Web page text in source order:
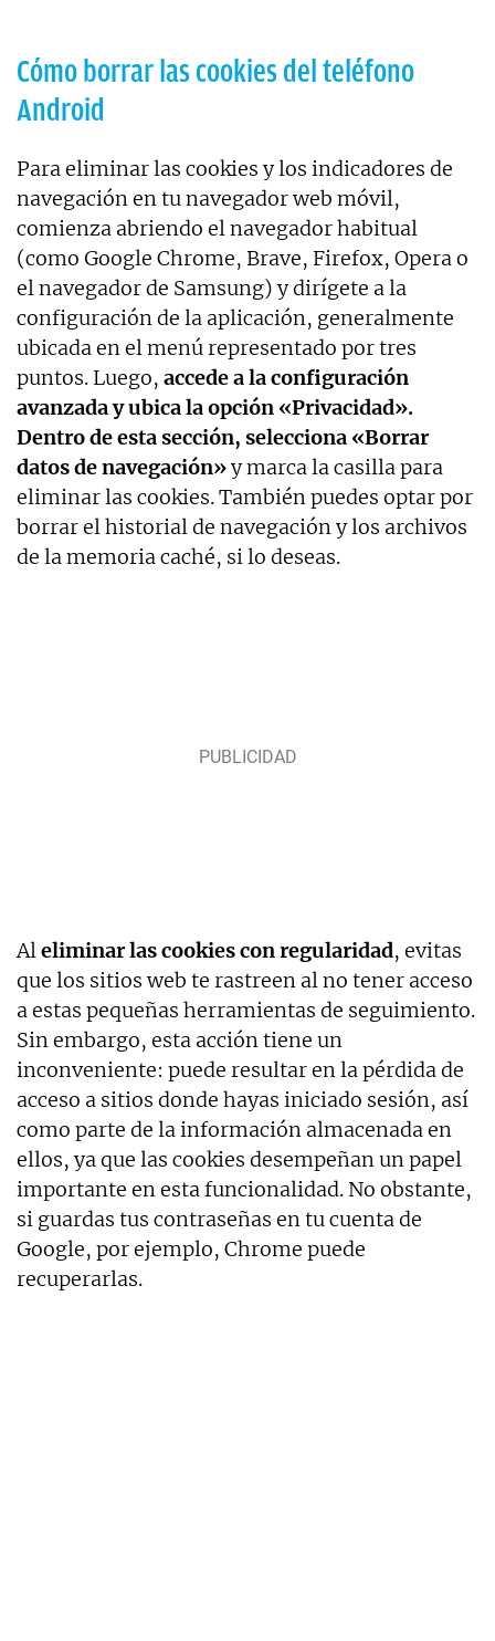
Cómo borrar las cookies del teléfono
Android
Para eliminar las cookies y los indicadores de
navegación en tu navegador web móvil,
comienza abriendo el navegador habitual
(como Google Chrome, Brave, Firefox, Opera o
el navegador de Samsung) y dirígete a la
configuración de la aplicación, generalmente
ubicada en el menú representado por tres
puntos. Luego, accede a la configuración
avanzada y ubica la opción «Privacidad».
Dentro de esta sección, selecciona «Borrar
datos de navegación»y marca la casilla para
eliminar las cookies. También puedes optar por
borrar el historial de navegación y los archivos
de la memoria caché, si lo deseas.
Aleliminar las cookies con regularidad, evitas
que los sitios web te rastreen al no tener acceso
a estas pequeñas herramientas de seguimiento.
Sin embargo, esta acción tiene un
inconveniente: puede resultar en la pérdida de
acceso a sitios donde hayas iniciado sesión, así
como parte de la información almacenada en
ellos, ya que las cookies desempeñan un papel
importante en esta funcionalidad. No obstante,
si guardas tus contraseñas en tu cuenta de
Google, por ejemplo, Chrome puede
recuperarlas.